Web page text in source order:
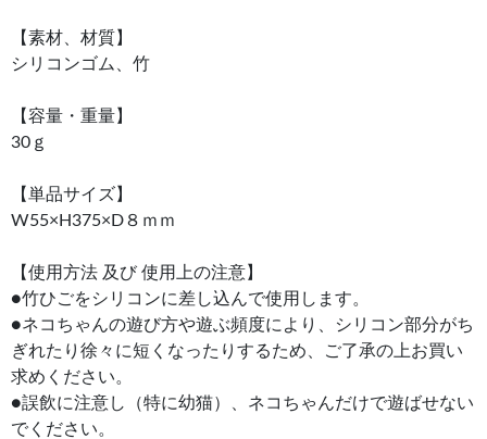
【素材、材質】
シリコンゴム、竹
【容量・重量】
30ｇ
【単品サイズ】
W55×H375×D８ｍｍ
【使用方法 及び 使用上の注意】
●竹ひごをシリコンに差し込んで使用します。
●ネコちゃんの遊び方や遊ぶ頻度により、シリコン部分がち
ぎれたり徐々に短くなったりするため、ご了承の上お買い
求めください。
●誤飲に注意し（特に幼猫）、ネコちゃんだけで遊ばせない
でください。